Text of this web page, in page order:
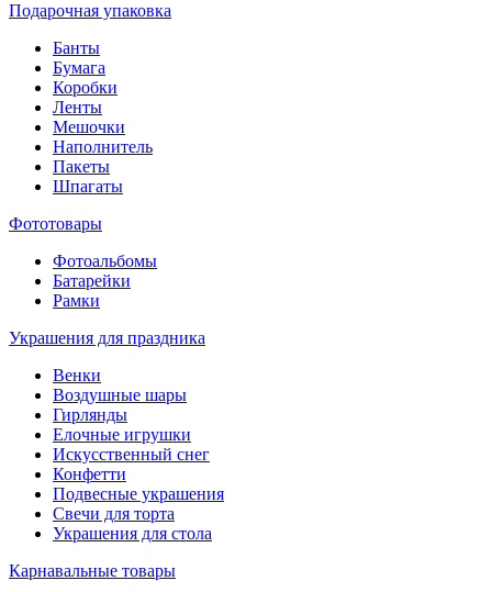
Подарочная упаковка
Банты
Бумага
Коробки
Ленты
Мешочки
Наполнитель
Пакеты
Шпагаты
Фототовары
Фотоальбомы
Батарейки
Рамки
Украшения для праздника
Венки
Воздушные шары
Гирлянды
Елочные игрушки
Искусственный снег
Конфетти
Подвесные украшения
Свечи для торта
Украшения для стола
Карнавальные товары